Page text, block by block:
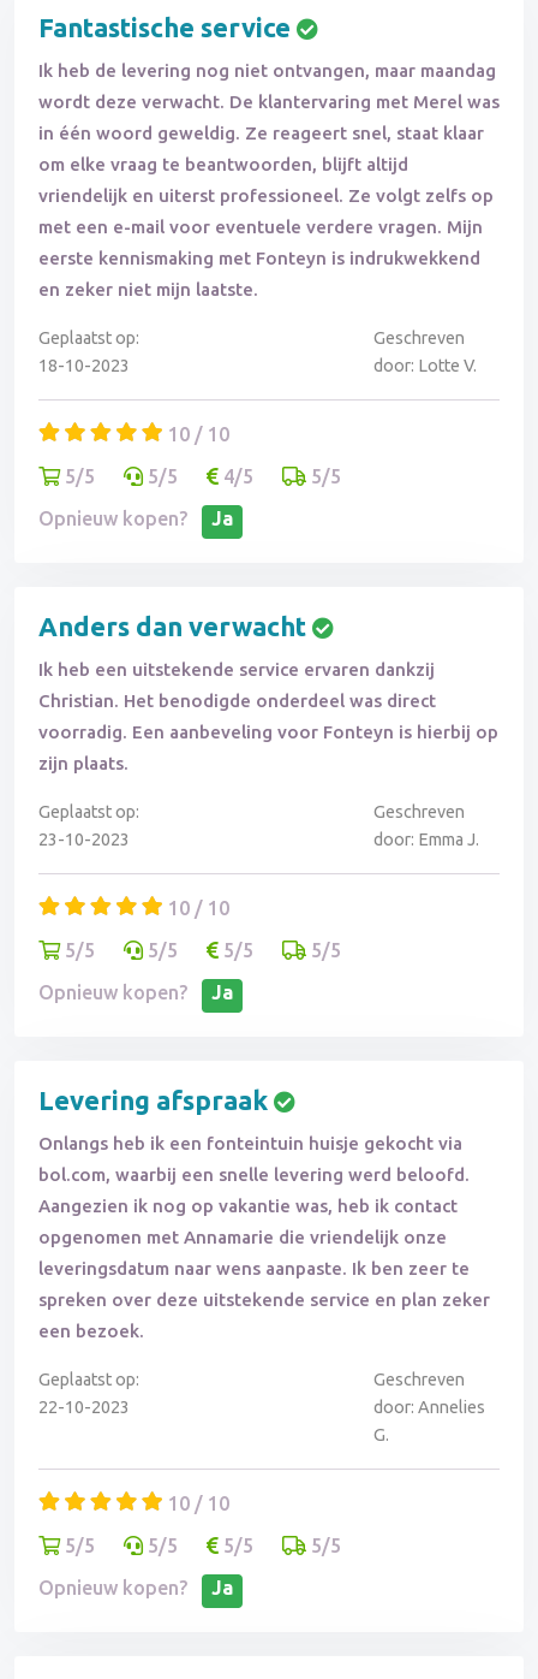
Fantastische service
Ik heb de levering nog niet ontvangen, maar maandag
wordt deze verwacht. De klantervaring met Merel was
in één woord geweldig. Ze reageert snel, staat klaar
om elke vraag te beantwoorden, blijft altijd
vriendelijk en uiterst professioneel. Ze volgt zelfs op
met een e-mail voor eventuele verdere vragen. Mijn
eerste kennismaking met Fonteyn is indrukwekkend
en zeker niet mijn laatste.
Geplaatst op:
18-10-2023
Geschreven
door: Lotte V.
10 / 10
5/5
5/5 4/5
5/5
Opnieuw kopen?
Ja
Anders dan verwacht
Ik heb een uitstekende service ervaren dankzij
Christian. Het benodigde onderdeel was direct
voorradig. Een aanbeveling voor Fonteyn is hierbij op
zijn plaats.
Geplaatst op:
23-10-2023
Geschreven
door: Emma J.
10 / 10
5/5
5/5 5/5
5/5
Opnieuw kopen?
Ja
Levering afspraak
Onlangs heb ik een fonteintuin huisje gekocht via
bol.com, waarbij een snelle levering werd beloofd.
Aangezien ik nog op vakantie was, heb ik contact
opgenomen met Annamarie die vriendelijk onze
leveringsdatum naar wens aanpaste. Ik ben zeer te
spreken over deze uitstekende service en plan zeker
een bezoek.
Geplaatst op:
22-10-2023
Geschreven
door: Annelies
G.
10 / 10
5/5
5/5 5/5
5/5
Opnieuw kopen?
Ja